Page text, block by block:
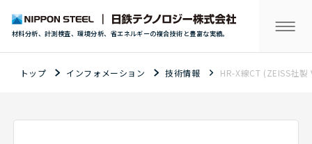
材料分析、計測検査、環境分析、省エネルギーの複合技術と豊富な実績。
トップ インフォメーション 技術情報 HR-X線CT (ZEISS社